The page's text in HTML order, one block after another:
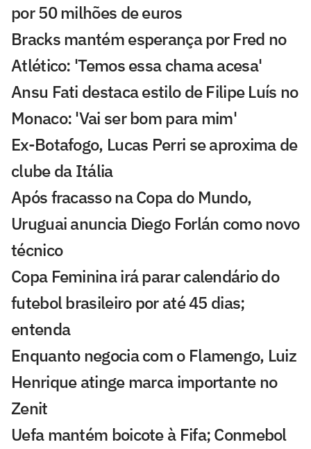
por 50 milhões de euros
Bracks mantém esperança por Fred no
Atlético: 'Temos essa chama acesa'
Ansu Fati destaca estilo de Filipe Luís no
Monaco: 'Vai ser bom para mim'
Ex-Botafogo, Lucas Perri se aproxima de
clube da Itália
Após fracasso na Copa do Mundo,
Uruguai anuncia Diego Forlán como novo
técnico
Copa Feminina irá parar calendário do
futebol brasileiro por até 45 dias;
entenda
Enquanto negocia com o Flamengo, Luiz
Henrique atinge marca importante no
Zenit
Uefa mantém boicote à Fifa; Conmebol